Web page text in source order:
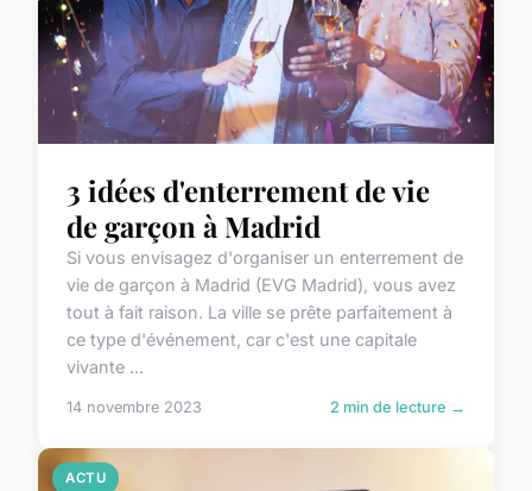
3 idées d'enterrement de vie
de garçon à Madrid
Si vous envisagez d'organiser un enterrement de
vie de garçon à Madrid (EVG Madrid), vous avez
tout à fait raison. La ville se prête parfaitement à
ce type d'événement, car c'est une capitale
vivante ...
14 novembre 2023 2 min de lecture →
ACTU